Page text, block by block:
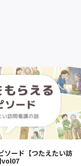
ソード【つたえたい訪
vol07